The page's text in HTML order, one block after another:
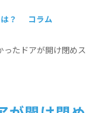
？ コラム
たドアが開け閉めス